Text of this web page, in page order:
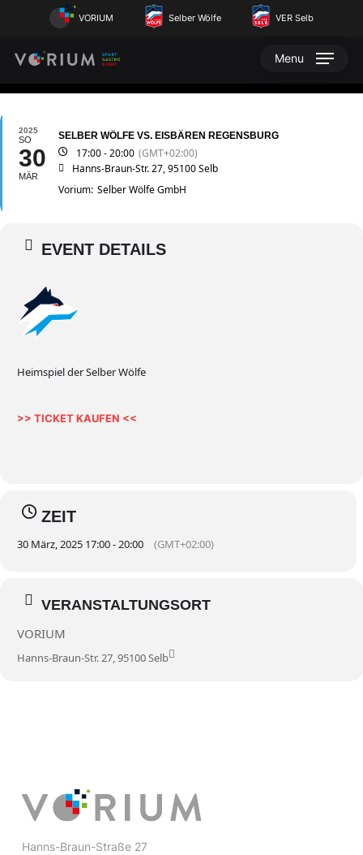
content
VORIUM Selber Wölfe VER Selb
Menu
2025
SO
30
MÄR
SELBER WÖLFE VS. EISBÄREN REGENSBURG
17:00 - 20:00 (GMT+02:00)
Hanns-Braun-Str. 27, 95100 Selb
Vorium: Selber Wölfe GmbH
EVENT DETAILS
Heimspiel der Selber Wölfe
>> TICKET KAUFEN <<
ZEIT
30 März, 2025 17:00 - 20:00 (GMT+02:00)
VERANSTALTUNGSORT
VORIUM
Hanns-Braun-Str. 27, 95100 Selb
Hanns-Braun-Straße 27